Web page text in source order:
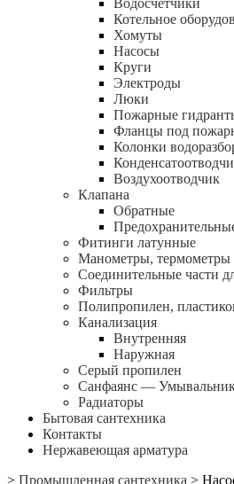
Водосчетчики
Котельное
Хомуты
Насосы
Круги
Электроды
Люки
Пожарные
Фланцы под
Колонки
Воздухоотводчик
Клапана
Обратные
Фитинги латунные
Манометры, термометры
Соединительные части
Фильтры
Полипропилен,
Канализация
Внутренняя
Наружная
Серый пропилен
Санфаянс —
Радиаторы
Бытовая сантехника
Контакты
Нержавеющая арматура
> Промышленная сантехника >